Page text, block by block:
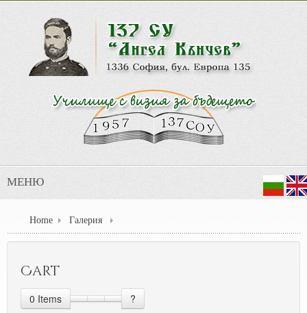
МЕНЮ
Home Галерия
Cart
0 Items ?